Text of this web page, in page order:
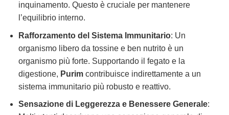
inquinamento. Questo è cruciale per mantenere
l’equilibrio interno.
Rafforzamento del Sistema Immunitario: Un
organismo libero da tossine e ben nutrito è un
organismo più forte. Supportando il fegato e la
digestione, Purimcontribuisce indirettamente a un
sistema immunitario più robusto e reattivo.
Sensazione di Leggerezza e Benessere Generale: